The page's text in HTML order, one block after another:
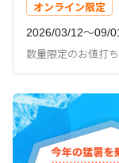
オンライン限定
2026/03/12〜09/
数量限定のお値打